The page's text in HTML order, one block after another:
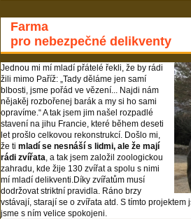
Farma
pro nebezpečné delikventy
Jednou mi mí mladí přátelé řekli, že by rádi
žili mimo Paříž: „Tady děláme jen samí
blbosti, jsme pořád ve vězení... Najdi nám
nějakěj rozbořenej barák a my si ho sami
opravíme.“ A tak jsem jim našel rozpadlé
stavení na jihu Francie, které během deseti
let prošlo celkovou rekonstrukcí. Došlo mi,
že ti mladí se nesnáší s lidmi, ale že mají
rádi zvířata , a tak jsem založil zoologickou
zahradu, kde žije 130 zvířat a spolu s nimi
mí mladí delikventi.Díky zvířatům musí
dodržovat striktní pravidla. Ráno brzy
vstávají, starají se o zvířata atd. S tímto
jsme s ním velice spokojeni.